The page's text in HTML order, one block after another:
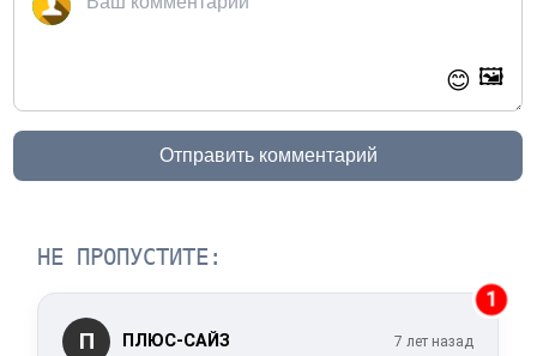
😊 🖼️
Отправить комментарий
НЕ ПРОПУСТИТЕ:
1
П ПЛЮС-САЙЗ 7 лет назад